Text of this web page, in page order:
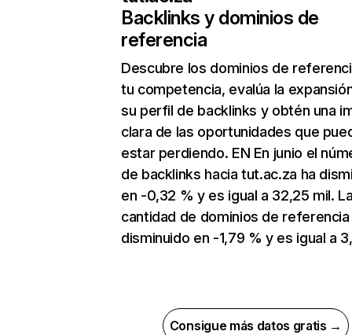
Backlinks y dominios de
referencia
Descubre los dominios de
tu competencia, evalúa la
su perfil de backlinks y obtén una
clara de las oportunidades que
estar perdiendo. EN En junio el
de backlinks hacia tut.ac.za ha
en -0,32 % y es igual a 32,25 mil.
cantidad de dominios de referencia
disminuido en -1,79 % y es igual a
Consigue más datos gratis →